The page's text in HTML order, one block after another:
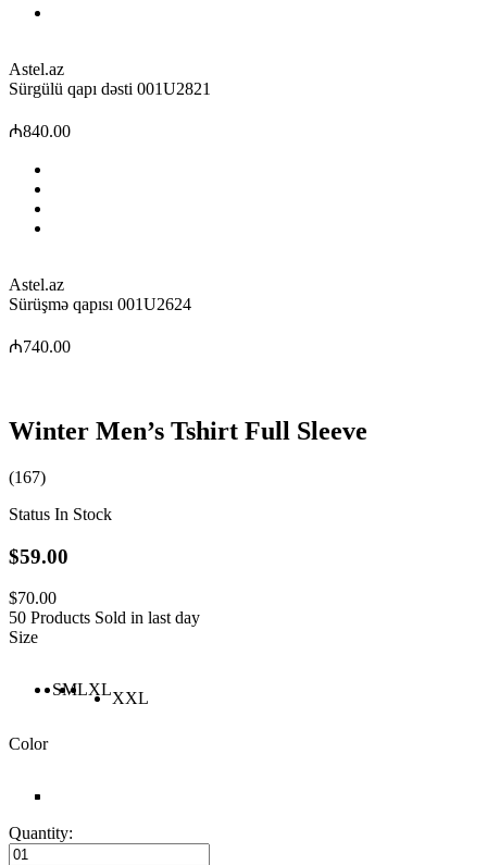
Astel.az
Sürgülü qapı dəsti 001U2821
₼840.00
Astel.az
Sürüşmə qapısı 001U2624
₼740.00
Winter Men’s Tshirt Full Sleeve
(167)
Status In Stock
$59.00
$70.00
50 Products Sold in last day
Size
SMLXLXXL
Color
Quantity: